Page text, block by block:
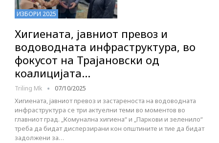
ИЗБОРИ 2025
Хигиената, јавниот превоз и
водоводната инфраструктура, во
фокусот на Трајановски од
коалицијата…
Triling Mk 07/10/2025
Хигиената, јавниот превоз и застареноста на водоводната
инфраструктура се три актуелни теми во моментов во
главниот град. „Комунална хигиена“ и „Паркови и зеленило“
треба да бидат дисперзирани кон општините и тие да бидат
задолжени за…